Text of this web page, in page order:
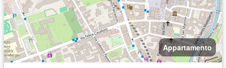
Appartamento